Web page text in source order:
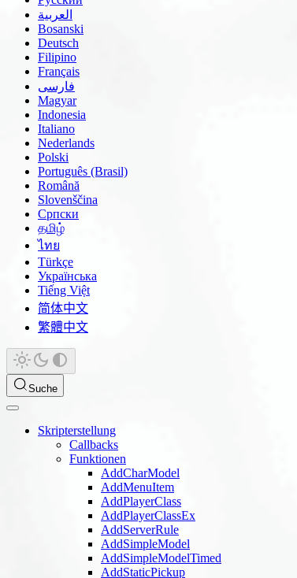
العربية
Bosanski
Deutsch
Filipino
Français
فارسی
Magyar
Indonesia
Italiano
Nederlands
Polski
Português (Brasil)
Română
Slovenščina
Српски
தமிழ்
ไทย
Türkçe
Українська
Tiếng Việt
简体中文
繁體中文
Suche
Skripterstellung
Callbacks
Funktionen
AddCharModel
AddMenuItem
AddPlayerClass
AddPlayerClassEx
AddServerRule
AddSimpleModel
AddSimpleModelTimed
AddStaticPickup